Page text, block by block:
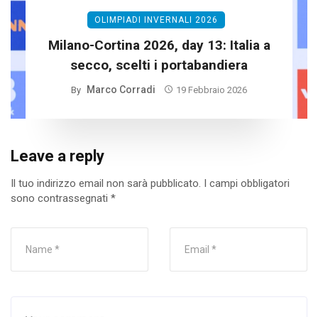
OLIMPIADI INVERNALI 2026
Milano-Cortina 2026, day 13: Italia a
secco, scelti i portabandiera
By Marco Corradi 19 Febbraio 2026
Leave a reply
Il tuo indirizzo email non sarà pubblicato. I campi obbligatori
sono contrassegnati *